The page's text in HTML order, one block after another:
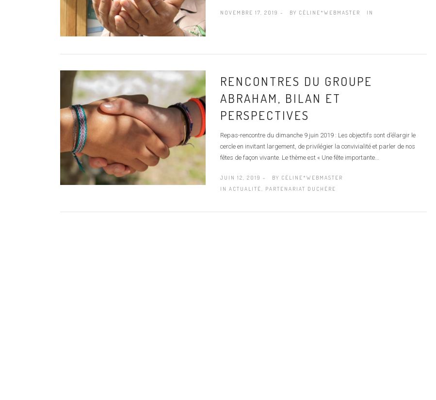
NOVEMBRE 17, 2019 - BY CÉLINE*WEBMASTER IN
RENCONTRES DU GROUPE
ABRAHAM, BILAN ET
PERSPECTIVES
Repas-rencontre du dimanche 9 juin 2019 : Les objectifs sont d’élargir le
cercle en invitant largement, de privilégier la convivialité et parler de nos
fêtes de façon vivante. Le thème est « Une fête importante...
JUIN 12, 2019 - BY CÉLINE*WEBMASTER
IN ACTUALITÉ, PARTENARIAT DUCHÈRE